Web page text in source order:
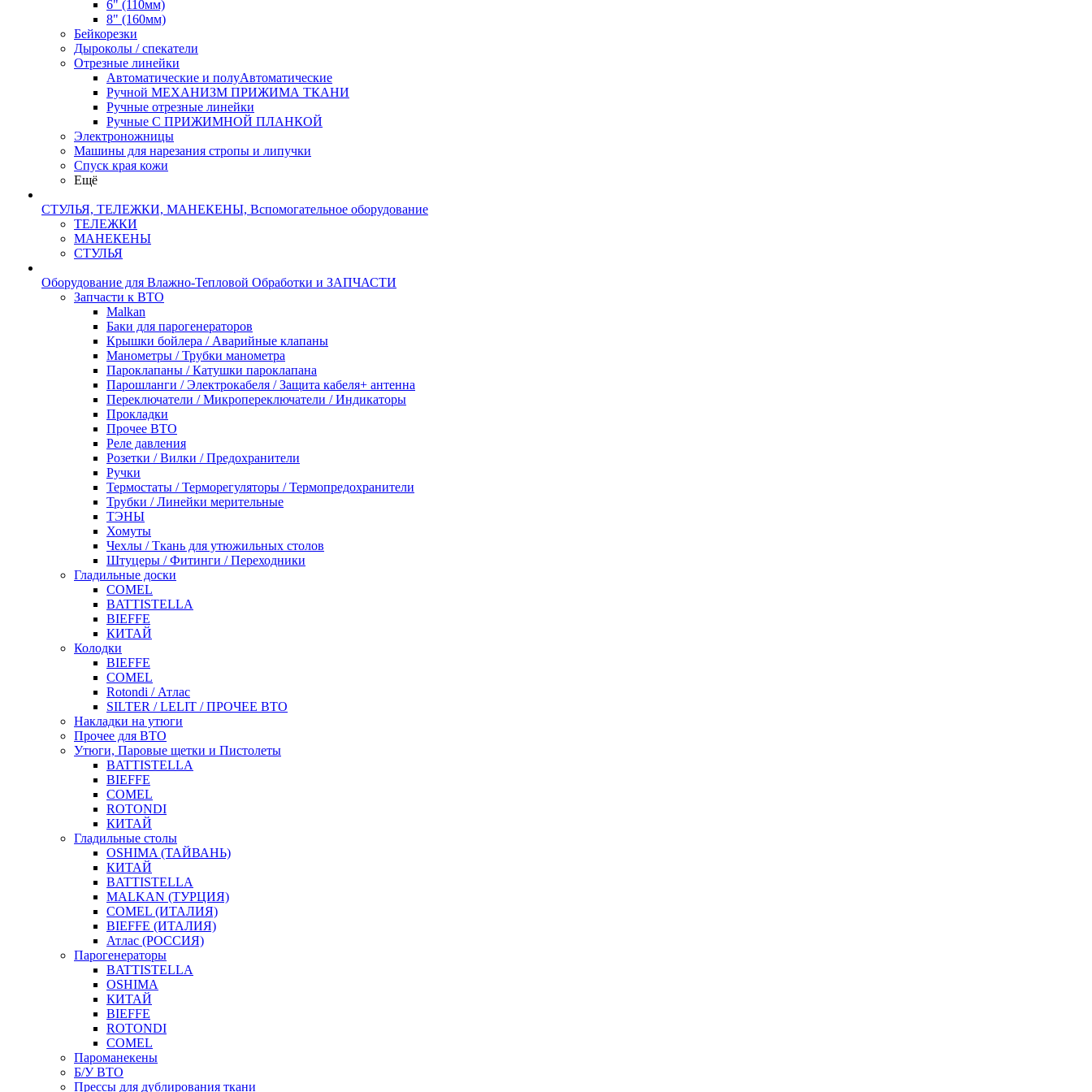
6" (110мм)
8" (160мм)
Бейкорезки
Дыроколы / спекатели
Отрезные линейки
Автоматические и полуАвтоматические
Ручной МЕХАНИЗМ ПРИЖИМА ТКАНИ
Ручные отрезные линейки
Ручные С ПРИЖИМНОЙ ПЛАНКОЙ
Электроножницы
Машины для нарезания стропы и липучки
Спуск края кожи
Ещё
СТУЛЬЯ, ТЕЛЕЖКИ, МАНЕКЕНЫ, Вспомогательное оборудование
ТЕЛЕЖКИ
МАНЕКЕНЫ
СТУЛЬЯ
Оборудование для Влажно-Тепловой Обработки и ЗАПЧАСТИ
Запчасти к ВТО
Malkan
Баки для парогенераторов
Крышки бойлера / Аварийные клапаны
Манометры / Трубки манометра
Пароклапаны / Катушки пароклапана
Парошланги / Электрокабеля / Защита кабеля+ антенна
Переключатели / Микропереключатели / Индикаторы
Прокладки
Прочее ВТО
Реле давления
Розетки / Вилки / Предохранители
Ручки
Термостаты / Терморегуляторы / Термопредохранители
Трубки / Линейки мерительные
ТЭНЫ
Хомуты
Чехлы / Ткань для утюжильных столов
Штуцеры / Фитинги / Переходники
Гладильные доски
COMEL
BATTISTELLA
BIEFFE
КИТАЙ
Колодки
BIEFFE
COMEL
Rotondi / Атлас
SILTER / LELIT / ПРОЧЕЕ ВТО
Накладки на утюги
Прочее для ВТО
Утюги, Паровые щетки и Пистолеты
BATTISTELLA
BIEFFE
COMEL
ROTONDI
КИТАЙ
Гладильные столы
OSHIMA (ТАЙВАНЬ)
КИТАЙ
BATTISTELLA
MALKAN (ТУРЦИЯ)
COMEL (ИТАЛИЯ)
BIEFFE (ИТАЛИЯ)
Атлас (РОССИЯ)
Парогенераторы
BATTISTELLA
OSHIMA
КИТАЙ
BIEFFE
ROTONDI
COMEL
Пароманекены
Б/У ВТО
Прессы для дублирования ткани